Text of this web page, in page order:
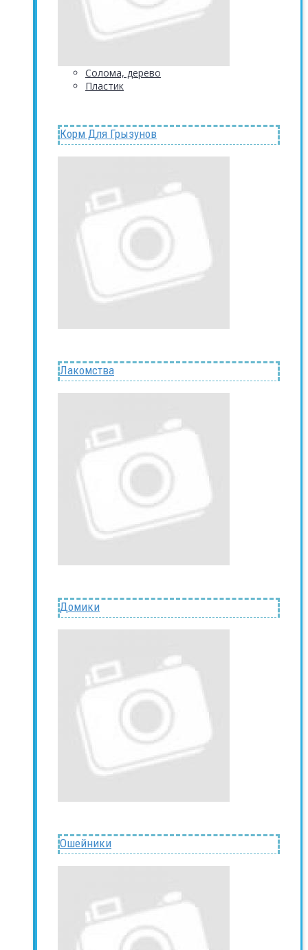
Солома, дерево
Пластик
Корм Для Грызунов
Лакомства
Домики
Ошейники